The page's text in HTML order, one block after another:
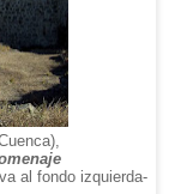
al fondo izquierda-